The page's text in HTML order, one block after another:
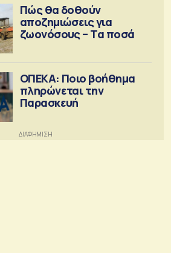
Πώς θα δοθούν
αποζημιώσεις για
ζωονόσους – Τα ποσά
ΟΠΕΚΑ: Ποιο βοήθημα
πληρώνεται την
Παρασκευή